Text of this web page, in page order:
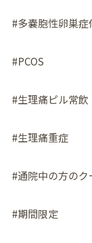
#多嚢胞性卵巣症
#PCOS
#生理痛ピル常飲
#生理痛重症
#通院中の方のク
#期間限定